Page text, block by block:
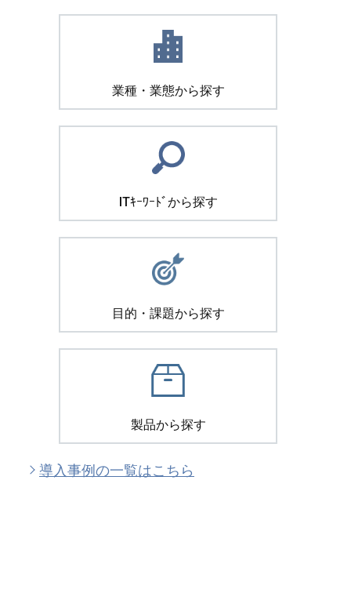
業種・業態から探す
ITｷｰﾜｰﾄﾞから探す
目的・課題から探す
製品から探す
導入事例の一覧はこちら